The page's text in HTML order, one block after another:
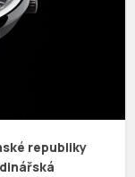
republiky